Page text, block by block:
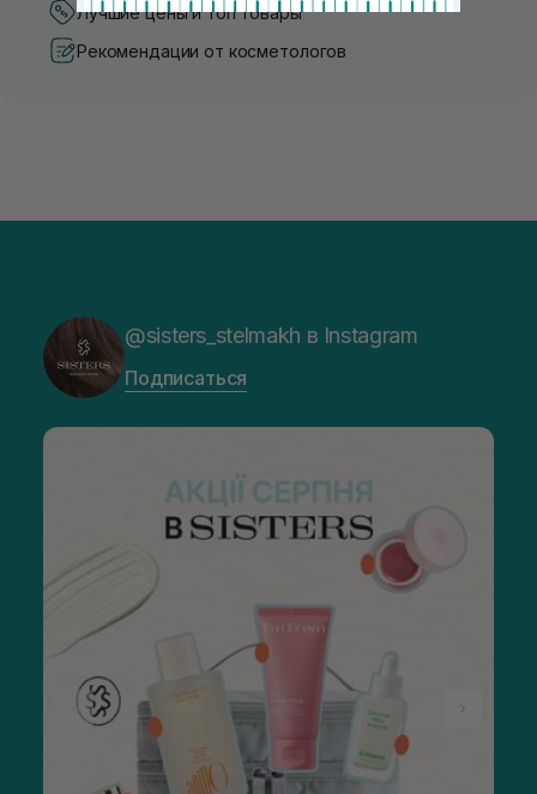
Лучшие цены и топ товары
Рекомендации от косметологов
@sisters_stelmakh в Instagram
Подписаться